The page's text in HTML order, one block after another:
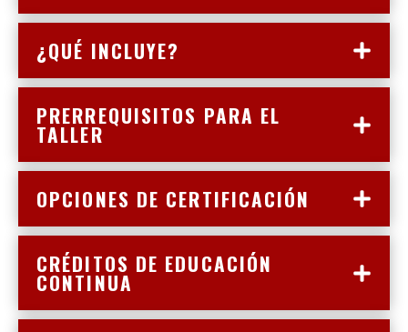
¿QUÉ INCLUYE?
PRERREQUISITOS PARA EL
TALLER
OPCIONES DE CERTIFICACIÓN
CRÉDITOS DE EDUCACIÓN
CONTINUA